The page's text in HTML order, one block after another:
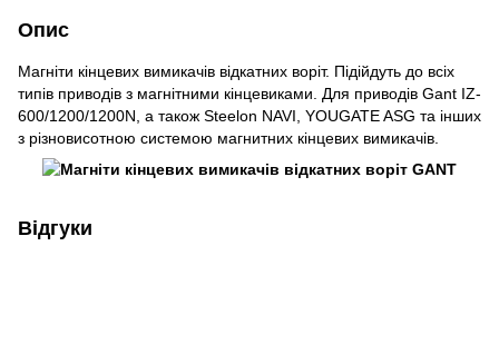
Опис
Магніти кінцевих вимикачів відкатних воріт. Підійдуть до всіх
типів приводів з магнітними кінцевиками. Для приводів Gant IZ-
600/1200/1200N, а також Steelon NAVI, YOUGATE ASG та інших
з різновисотною системою магнитних кінцевих вимикачів.
Відгуки